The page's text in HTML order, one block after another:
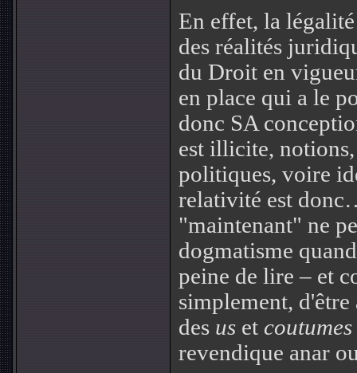
En effet, la
des réalités
du Droit en
en place qui a le
donc SA
est illicite,
politiques, voire
relativité est
"maintenant" ne
dogmatisme
peine de lire – et
simplement,
des us et coutumes
revendique anar